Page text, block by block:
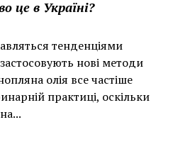
це в Україні?
тенденціями
нові методи
олія все частіше
практиці, оскільки